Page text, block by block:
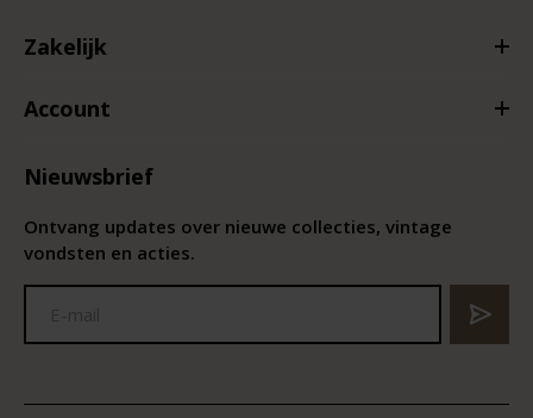
Zakelijk
Account
Nieuwsbrief
Ontvang updates over nieuwe collecties, vintage
vondsten en acties.